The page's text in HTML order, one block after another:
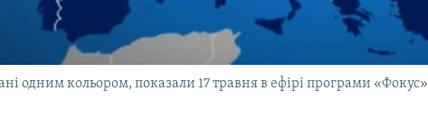
одним кольором, показали 17 травня в ефірі програми «Фокус»